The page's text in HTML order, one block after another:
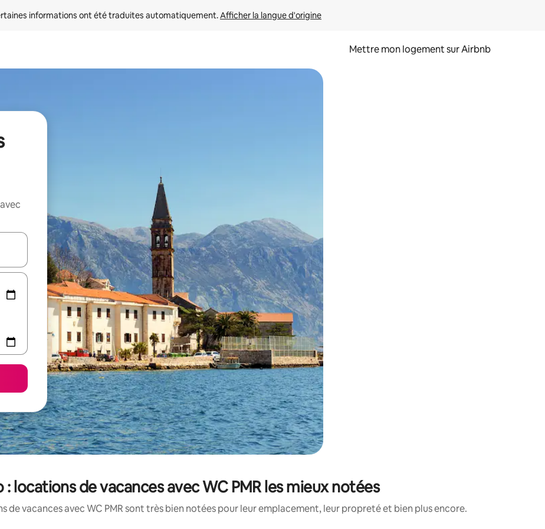
informations ont été traduites automatiquement. Afficher la langue d'origine
Mettre mon logement sur Airbnb
vers le haut et vers le bas pour les parcourir ou en appuyant et en faisant glisser.
locations de vacances avec WC PMR les mieux notées
de vacances avec WC PMR sont très bien notées pour leur emplacement, leur propreté et bien plus encore.